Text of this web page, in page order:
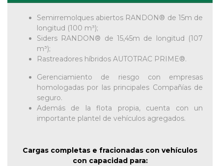
Semirremolques abiertos RANDON® de 15m de
longitud (100 m³);
Siders RANDON® de 15,45m de longitud (107
m³);
Rastreadores híbridos AUTOTRAC PRIME®.
Gerenciamiento de riesgo con empresas
homologadas por las principales Compañías de
seguro.
Además de la flota propia, cuenta con un
importante plantel de vehículos agregados.
Cargas completas e fracionadas con vehículos
con capacidad para: